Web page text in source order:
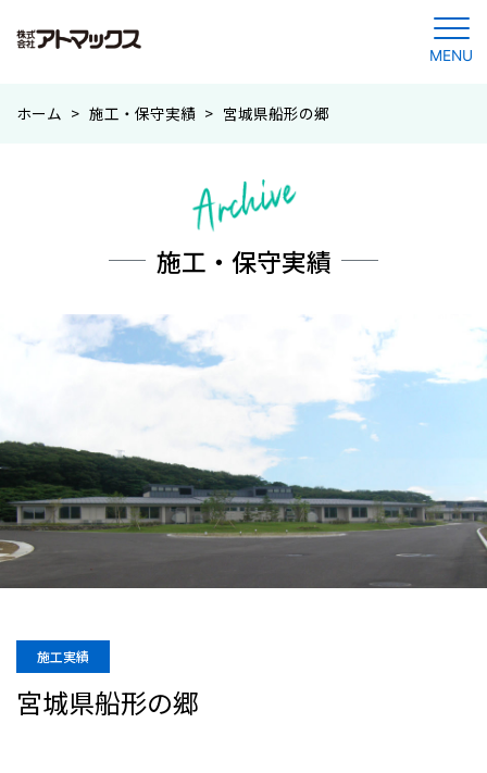
MENU
ホーム > 施工・保守実績 > 宮城県船形の郷
施工・保守実績
施工実績
宮城県船形の郷